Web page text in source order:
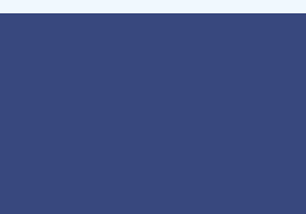
Savoie
Normandie